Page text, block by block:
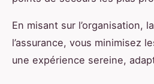
En misant sur l’organisation,
l’assurance, vous minimisez
une expérience sereine,